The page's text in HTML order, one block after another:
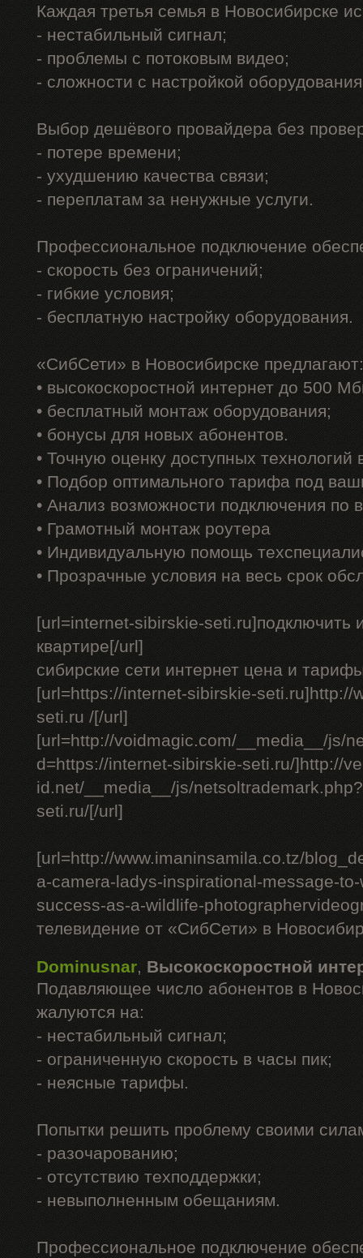
Каждая третья семья в Новосибирске
- нестабильный сигнал;
- проблемы с потоковым видео;
- сложности с настройкой
Выбор дешёвого провайдера без
- потере времени;
- ухудшению качества связи;
- переплатам за ненужные услуги.
Профессиональное подключение
- скорость без ограничений;
- гибкие условия;
- бесплатную настройку оборудования.
«СибСети» в Новосибирске предлагают:
• высокоскоростной интернет до 500
• бесплатный монтаж оборудования;
• бонусы для новых абонентов.
• Точную оценку доступных
• Подбор оптимального тарифа под
• Анализ возможности подключения по
• Грамотный монтаж роутера
• Индивидуальную помощь
• Прозрачные условия на весь срок
[url=internet-sibirskie-seti.ru]подключить
квартире[/url]
сибирские сети интернет цена и
[url=https://internet-sibirskie-seti.ru]http://
seti.ru /[/url]
[url=http://voidmagic.com/__media__/js/
d=https://internet-sibirskie-seti.ru/]http://
id.net/__media__/js/
seti.ru/[/url]
[url=http://www.imaninsamila.co.tz/
a-camera-ladys-inspirational-message-
success-as-a-wildlife-
телевидение от «СибСети» в
Dominusnar, Высокоскоростной
Подавляющее число абонентов в
жалуются на:
- нестабильный сигнал;
- ограниченную скорость в часы пик;
- неясные тарифы.
Попытки решить проблему своими
- разочарованию;
- отсутствию техподдержки;
- невыполненным обещаниям.
Профессиональное подключение